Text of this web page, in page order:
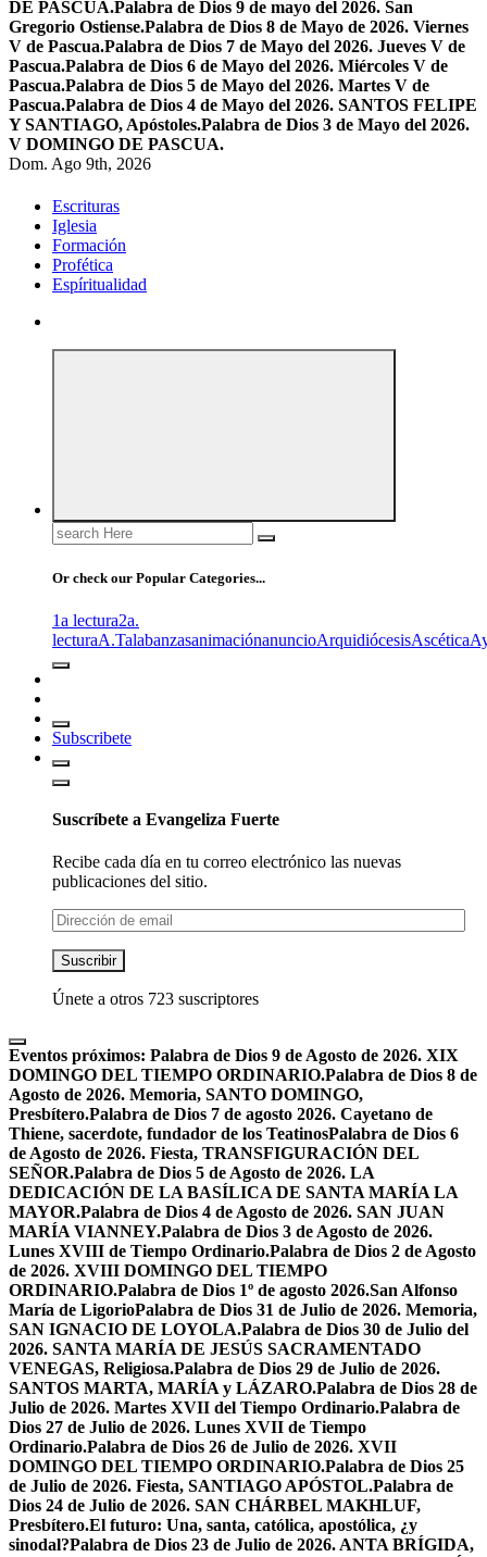
DE PASCUA.Palabra de Dios 9 de mayo del 2026. San
Gregorio Ostiense.Palabra de Dios 8 de Mayo de 2026. Viernes
V de Pascua.Palabra de Dios 7 de Mayo del 2026. Jueves V de
Pascua.Palabra de Dios 6 de Mayo del 2026. Miércoles V de
Pascua.Palabra de Dios 5 de Mayo del 2026. Martes V de
Pascua.Palabra de Dios 4 de Mayo del 2026. SANTOS FELIPE
Y SANTIAGO, Apóstoles.Palabra de Dios 3 de Mayo del 2026.
V DOMINGO DE PASCUA.
Dom. Ago 9th, 2026
Escrituras
Iglesia
Formación
Profética
Espíritualidad
Search
for:
Or check our Popular Categories...
1a lectura2a.
lecturaA.TalabanzasanimaciónanuncioArquidiócesisAscética
Subscribete
Suscríbete a Evangeliza Fuerte
Recibe cada día en tu correo electrónico las nuevas
publicaciones del sitio.
Dirección
de
email
Suscribir
Únete a otros 723 suscriptores
Eventos próximos: Palabra de Dios 9 de Agosto de 2026. XIX
DOMINGO DEL TIEMPO ORDINARIO.Palabra de Dios 8 de
Agosto de 2026. Memoria, SANTO DOMINGO,
Presbítero.Palabra de Dios 7 de agosto 2026. Cayetano de
Thiene, sacerdote, fundador de los TeatinosPalabra de Dios 6
de Agosto de 2026. Fiesta, TRANSFIGURACIÓN DEL
SEÑOR.Palabra de Dios 5 de Agosto de 2026. LA
DEDICACIÓN DE LA BASÍLICA DE SANTA MARÍA LA
MAYOR.Palabra de Dios 4 de Agosto de 2026. SAN JUAN
MARÍA VIANNEY.Palabra de Dios 3 de Agosto de 2026.
Lunes XVIII de Tiempo Ordinario.Palabra de Dios 2 de Agosto
de 2026. XVIII DOMINGO DEL TIEMPO
ORDINARIO.Palabra de Dios 1º de agosto 2026.San Alfonso
María de LigorioPalabra de Dios 31 de Julio de 2026. Memoria,
SAN IGNACIO DE LOYOLA.Palabra de Dios 30 de Julio del
2026. SANTA MARÍA DE JESÚS SACRAMENTADO
VENEGAS, Religiosa.Palabra de Dios 29 de Julio de 2026.
SANTOS MARTA, MARÍA y LÁZARO.Palabra de Dios 28 de
Julio de 2026. Martes XVII del Tiempo Ordinario.Palabra de
Dios 27 de Julio de 2026. Lunes XVII de Tiempo
Ordinario.Palabra de Dios 26 de Julio de 2026. XVII
DOMINGO DEL TIEMPO ORDINARIO.Palabra de Dios 25
de Julio de 2026. Fiesta, SANTIAGO APÓSTOL.Palabra de
Dios 24 de Julio de 2026. SAN CHÁRBEL MAKHLUF,
Presbítero.El futuro: Una, santa, católica, apostólica, ¿y
sinodal?Palabra de Dios 23 de Julio de 2026. ANTA BRÍGIDA,